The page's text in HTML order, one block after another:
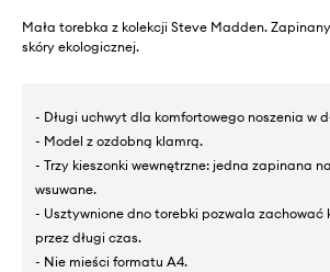
Mała torebka z kolekcji Steve Madden.
skóry ekologicznej.
- Długi uchwyt dla komfortowego noszenia w
- Model z ozdobną klamrą.
- Trzy kieszonki wewnętrzne: jedna zapinana
wsuwane.
- Usztywnione dno torebki pozwala zachować
przez długi czas.
- Nie mieści formatu A4.